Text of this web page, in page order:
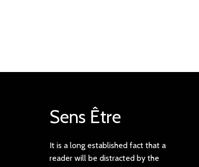
Sens Être
It is a long established fact that a
reader will be distracted by the